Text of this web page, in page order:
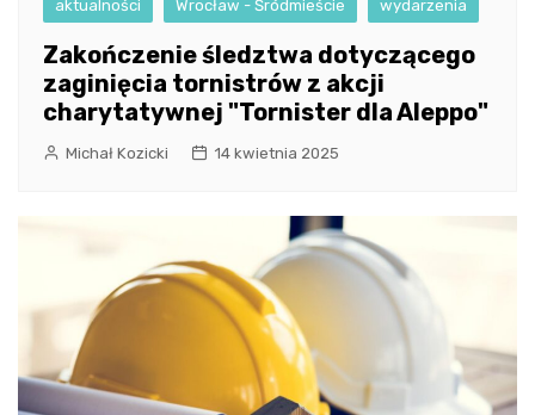
aktualności Wrocław - Śródmieście wydarzenia
Zakończenie śledztwa dotyczącego
zaginięcia tornistrów z akcji
charytatywnej "Tornister dla Aleppo"
Michał Kozicki 14 kwietnia 2025